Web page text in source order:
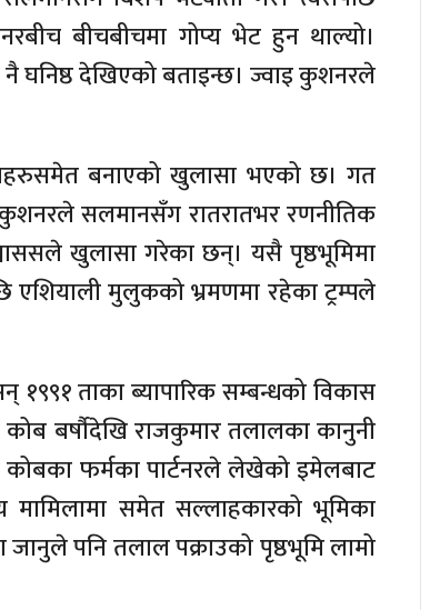
बीचबीचमा गोप्य भेट हुन थाल्यो।
घनिष्ठ देखिएको बताइन्छ। ज्वाइ कुशनरले
बनाएको खुलासा भएको छ। गत
कुशनरले सलमानसँग रातरातभर रणनीतिक
खुलासा गरेका छन्। यसै पृष्ठभूमिमा
एशियाली मुलुकको भ्रमणमा रहेका ट्रम्पले
ताका ब्यापारिक सम्बन्धको विकास
बर्षौदेखि राजकुमार तलालका कानुनी
फर्मका पार्टनरले लेखेको इमेलबाट
समेत सल्लाहकारको भूमिका
पनि तलाल पक्राउको पृष्ठभूमि लामो